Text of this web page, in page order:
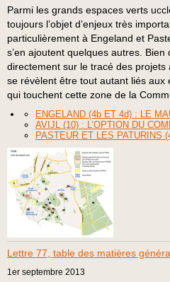
Parmi les grands espaces verts
toujours l’objet d’enjeux très
particulièrement à Engeland et
s’en ajoutent quelques autres. Bien
directement sur le tracé des projets
se révèlent être tout autant liés aux
qui touchent cette zone de la
ENGELAND (4b ET 4d) : LE
AVIJL (10) : L’OPTION DU
PASTEUR ET LES PATURINS
Lettre 77, table des matières
1er septembre 2013